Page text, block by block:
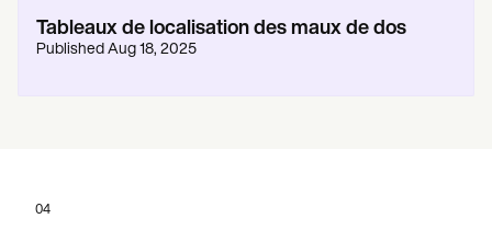
Tableaux de localisation des maux de dos
Published Aug 18, 2025
04